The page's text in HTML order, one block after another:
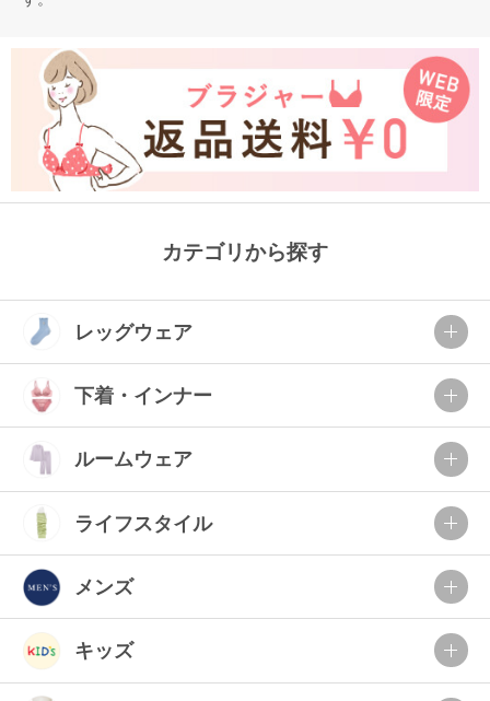
カテゴリから探す
レッグウェア
下着・インナー
ルームウェア
ライフスタイル
メンズ
キッズ